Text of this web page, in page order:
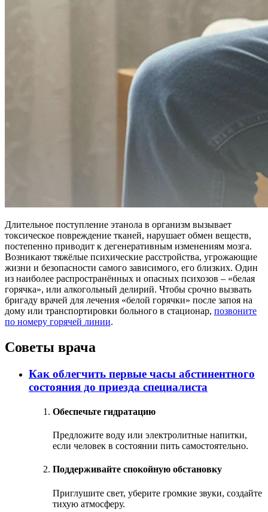
Длительное поступление этанола в организм вызывает
токсическое повреждение тканей, нарушает обмен веществ,
постепенно приводит к дегенеративным изменениям мозга.
Возникают тяжёлые психические расстройства, угрожающие
жизни и безопасности самого зависимого, его близких. Один
из наиболее распространённых и опасных психозов – «белая
горячка», или алкогольный делирий. Чтобы срочно вызвать
бригаду врачей для лечения «белой горячки» после запоя на
дому или транспортировки больного в стационар, позвоните
по номеру горячей линии.
Советы врача
Как облегчить первые часы абстинентного
состояния до приезда специалиста
Обеспечьте гидратацию
Предложите воду или электролитные напитки,
если человек в состоянии пить самостоятельно.
Поддерживайте спокойную обстановку
Приглушите свет, уберите громкие звуки, создайте
тихую атмосферу.